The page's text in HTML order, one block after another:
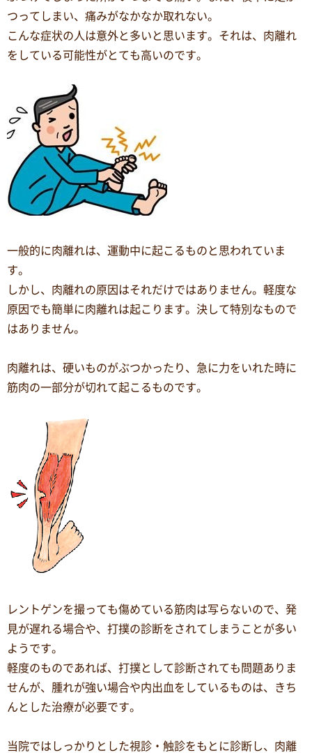
つってしまい、痛みがなかなか取れない。
こんな症状の人は意外と多いと思います。それは、肉離れ
をしている可能性がとても高いのです。
一般的に肉離れは、運動中に起こるものと思われていま
す。
しかし、肉離れの原因はそれだけではありません。軽度な
原因でも簡単に肉離れは起こります。決して特別なもので
はありません。
肉離れは、硬いものがぶつかったり、急に力をいれた時に
筋肉の一部分が切れて起こるものです。
レントゲンを撮っても傷めている筋肉は写らないので、発
見が遅れる場合や、打撲の診断をされてしまうことが多い
ようです。
軽度のものであれば、打撲として診断されても問題ありま
せんが、腫れが強い場合や内出血をしているものは、きち
んとした治療が必要です。
当院ではしっかりとした視診・触診をもとに診断し、肉離